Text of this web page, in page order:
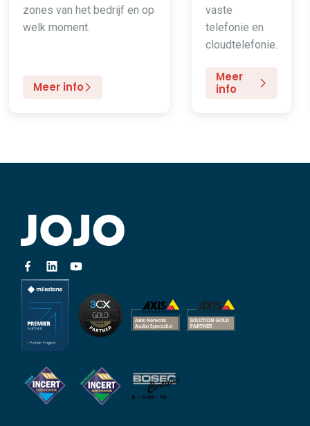
zones van het bedrijf en op
welk moment.
Meer info
vaste
telefonie en
cloudtelefonie.
Meer
info